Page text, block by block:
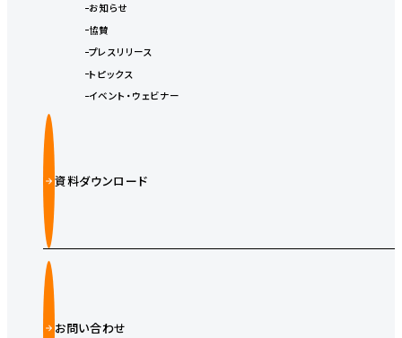
お知らせ
協賛
プレスリリース
トピックス
イベント・ウェビナー
資料ダウンロード
お問い合わせ